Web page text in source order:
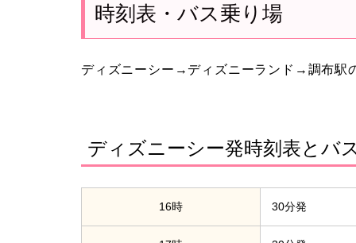
時刻表・バス乗り場
ディズニーシー→ディズニーランド→調布駅
ディズニーシー発時刻表とバ
16時 30分発